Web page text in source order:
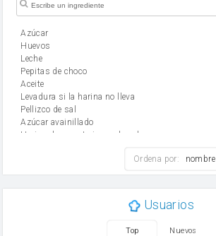
Azúcar
huevos
leche
Pepitas de choco
aceite
Levadura si la harina no lleva
Pellizco de sal
Azúcar avainillado
Harina de reposteria con levadura
mantequilla
Ordena por: nombre
Usuarios
Top Nuevos